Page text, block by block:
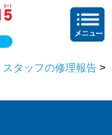
スタッフの修理報告 >